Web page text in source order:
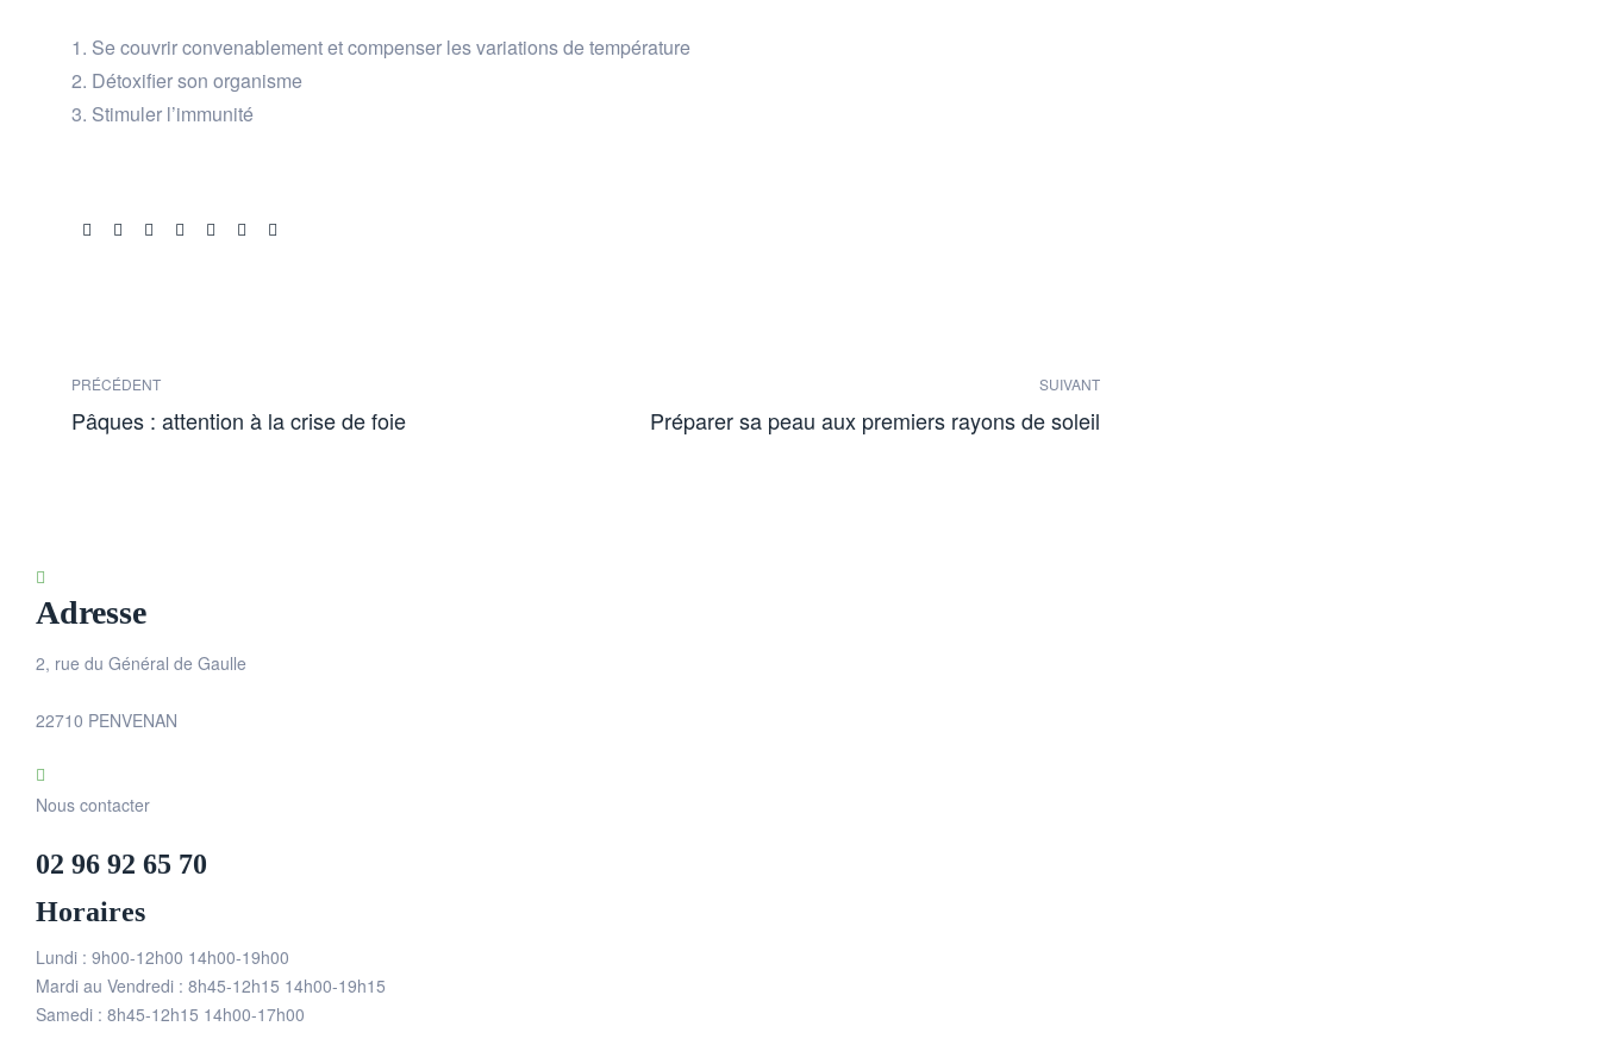
Se couvrir convenablement et compenser les variations de température
Détoxifier son organisme
Stimuler l’immunité
Share:
PRÉCÉDENT
Pâques : attention à la crise de foie
SUIVANT
Préparer sa peau aux premiers rayons de soleil
Adresse
2, rue du Général de Gaulle
22710 PENVENAN
Nous contacter
02 96 92 65 70
Horaires
Lundi : 9h00-12h00 14h00-19h00
Mardi au Vendredi : 8h45-12h15 14h00-19h15
Samedi : 8h45-12h15 14h00-17h00